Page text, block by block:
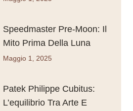
Speedmaster Pre-Moon: Il
Mito Prima Della Luna
Maggio 1, 2025
Patek Philippe Cubitus:
L’equilibrio Tra Arte E